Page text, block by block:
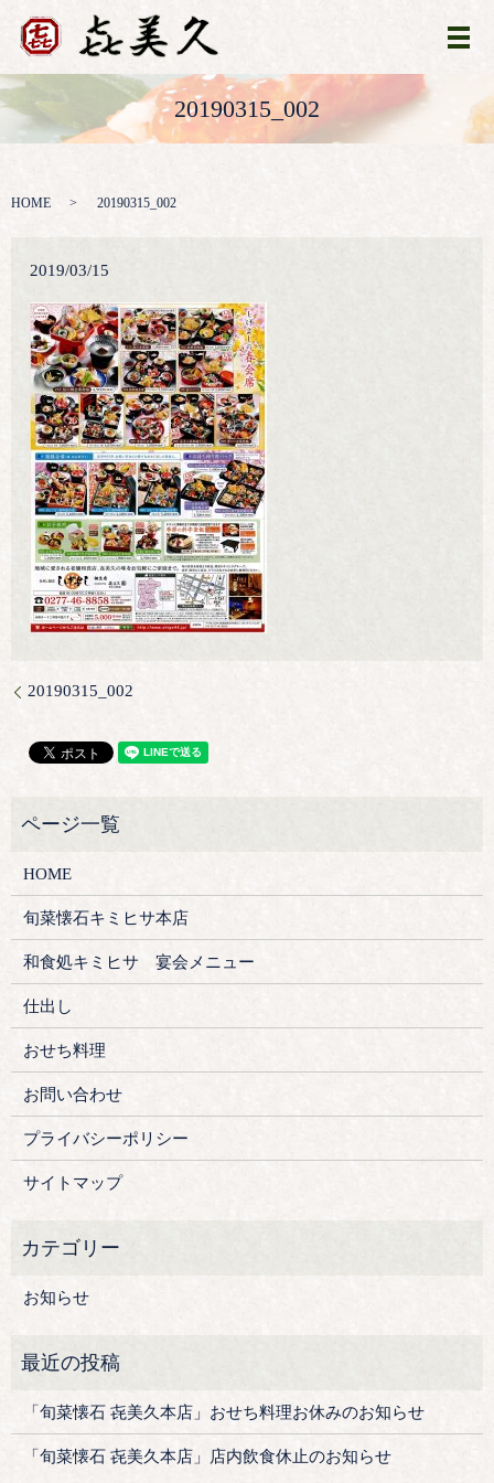
メ
20190315_002
HOME 20190315_002
2019/03/15
20190315_002
HOME
旬菜懐石キミヒサ本店
和食処キミヒサ 宴会メニュー
仕出し
おせち料理
お問い合わせ
プライバシーポリシー
サイトマップ
お知らせ
「旬菜懐石 㐂美久本店」おせち料理お休みのお知らせ
「旬菜懐石 㐂美久本店」店内飲食休止のお知らせ